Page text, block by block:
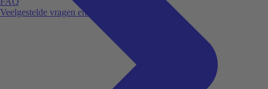
Veelgestelde vragen en antwoorden.